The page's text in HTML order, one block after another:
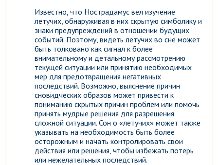
Известно, что Нострадамус вел изучение
летучих, обнаруживая в них скрытую симболику и
знаки предупреждений в отношении будущих
событий. Поэтому, видеть летучих во сне может
быть толковано как сигнал к более
внимательному и детальному рассмотрению
текущей ситуации или принятию необходимых
мер для предотвращения негативных
последствий. Возможно, выяснение причин
сновидческих образов может привести к
пониманию скрытых причин проблем или помочь
принять мудрые решения для разрешения
сложной ситуации. Сон о «летучих» может также
указывать на необходимость быть более
осторожным и начать контролировать свои
действия или решения, чтобы избежать потерь
или нежелательных последствий.